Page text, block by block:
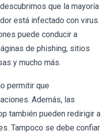
que la mayoría
está infectado con virus.
puede conducir a
de phishing, sitios
y mucho más.
permitir que
Además, las
también pueden redirigir a
Tampoco se debe confiar